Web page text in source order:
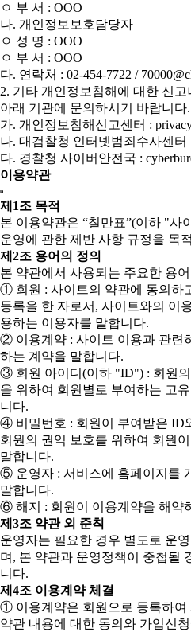
ㅇ 부 서 : OOO
나. 개인정보보호담당자
ㅇ 성 명 : OOO
ㅇ 부 서 : OOO
다. 연락처 : 02-454-7722 /
2. 기타 개인정보침해에 대한 신
아래 기관에 문의하시기 바랍니다.
가. 개인정보침해신고센터 :
나. 대검찰청 인터넷범죄수사센터
다. 경찰청 사이버안전국 :
이용약관
제1조 목적
본 이용약관은 “칠만표”(이하 "사
운영에 관한 제반 사항 규정을 목
제2조 용어의 정의
본 약관에서 사용되는 주요한 용
① 회원 : 사이트의 약관에 동의하
등록을 한 자로서, 사이트와의 이
용하는 이용자를 말합니다.
② 이용계약 : 사이트 이용과 관련
하는 계약을 말합니다.
③ 회원 아이디(이하 "ID") : 회원
을 위하여 회원별로 부여하는 고
니다.
④ 비밀번호 : 회원이 부여받은 ID
회원의 권익 보호를 위하여 회원
말합니다.
⑤ 운영자 : 서비스에 홈페이지를
말합니다.
⑥ 해지 : 회원이 이용계약을 해약
제3조 약관 외 준칙
운영자는 필요한 경우 별도로 운
며, 본 약관과 운영정책이 중첩될
니다.
제4조 이용계약 체결
① 이용계약은 회원으로 등록하여
약관 내용에 대한 동의와 가입신